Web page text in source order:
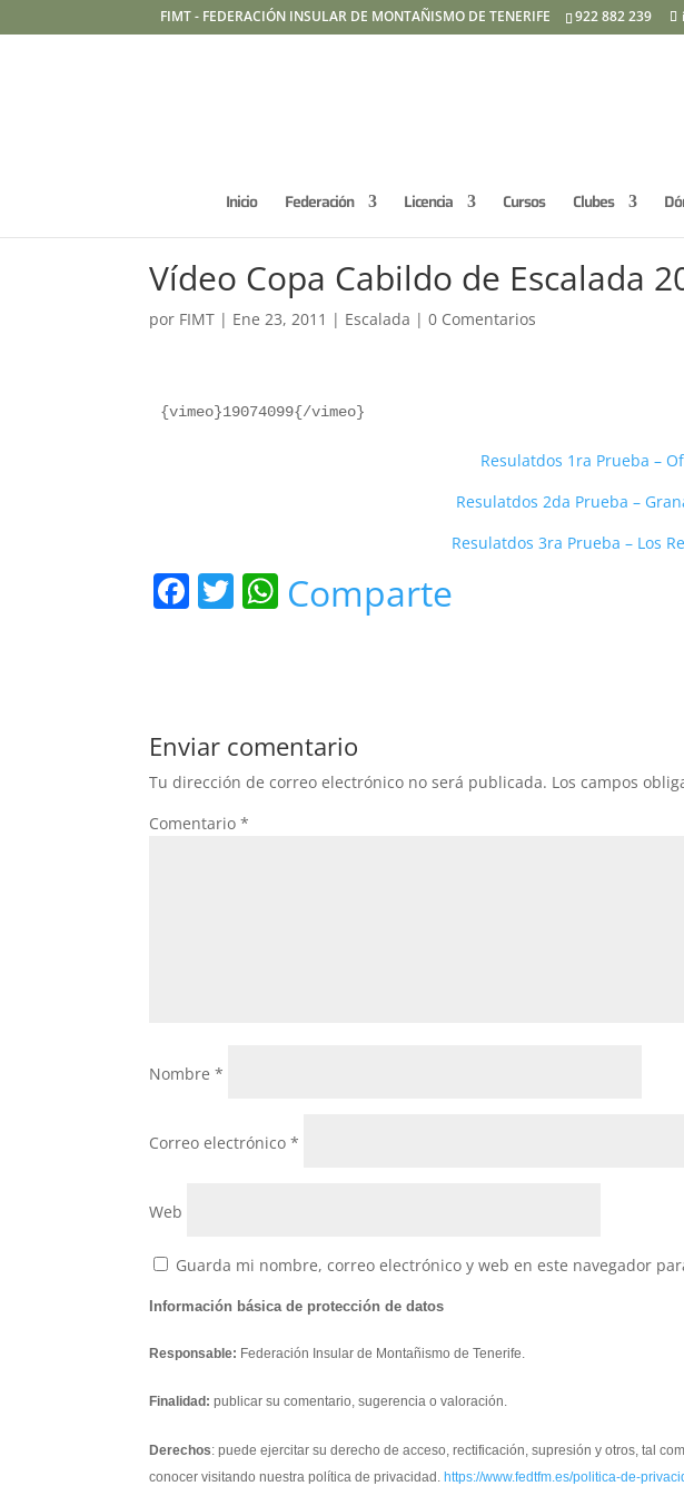
FIMT - FEDERACIÓN INSULAR DE MONTAÑISMO DE TENERIFE 922 882 239
Inicio Federación Licencia Cursos Clubes
Vídeo Copa Cabildo de Escalada
por FIMT | Ene 23, 2011 | Escalada |0 Comentarios
{vimeo}19074099{/vimeo}
Resulatdos 1ra Prueba –
Resulatdos 2da Prueba –
Resulatdos 3ra Prueba – Los
F
b
o
o
k
T W
A
p
p
Comparte
Enviar comentario
Tu dirección de correo electrónico no será publicada. Los campos
Comentario*
Nombre*
Correo electrónico*
Web
Guarda mi nombre, correo electrónico y web en este navegador
Información básica de protección de datos
Responsable: Federación Insular de Montañismo de Tenerife.
Finalidad: publicar su comentario, sugerencia o valoración.
Derechos: puede ejercitar su derecho de acceso, rectificación, supresión y otros, tal
conocer visitando nuestra política de privacidad.https://www.fedtfm.es/politica-de-